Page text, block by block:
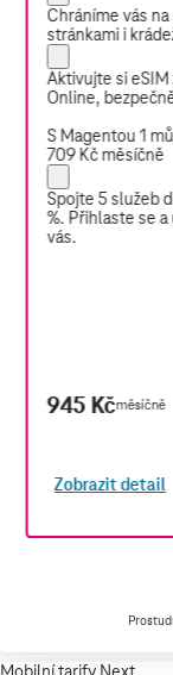
Chráníme vás
stránkami i
Aktivujte si
Online,
S Magentou 1
709 Kč měsíčně
Spojte 5 služeb
%. Přihlaste se a
vás.
945 Kčměsíčně
Zobrazit detail